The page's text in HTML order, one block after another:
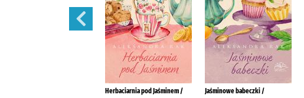
Herbaciarnia pod Jaśminem /
Jaśminowe babeczki /